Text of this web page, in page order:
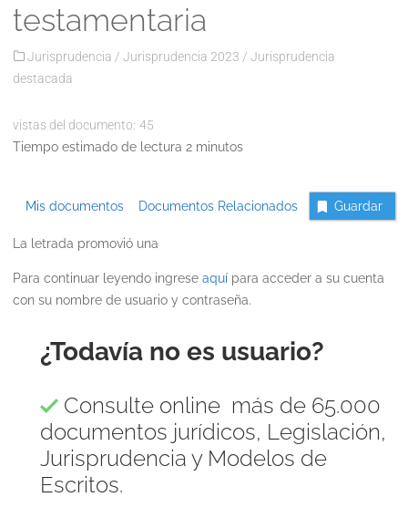
testamentaria
Jurisprudencia / Jurisprudencia 2023 / Jurisprudencia
destacada
vistas del documento: 45
Tiempo estimado de lectura 2 minutos
Mis documentos Documentos Relacionados Guardar
La letrada promovió una
Para continuar leyendo ingrese aquípara acceder a su cuenta
con su nombre de usuario y contraseña.
¿Todavía no es usuario?
Consulte online más de 65.000
documentos jurídicos, Legislación,
Jurisprudencia y Modelos de
Escritos.